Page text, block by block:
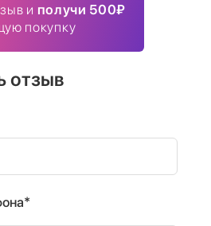
и получи 500₽
покупку
отзыв